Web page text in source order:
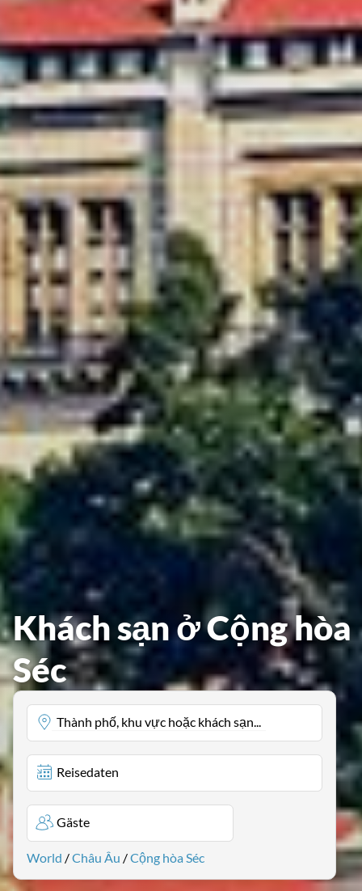
Khách sạn ở Cộng hòa
Séc
Thành phố, khu vực hoặc khách sạn...
Reisedaten
Gäste
World /Châu Âu /Cộng hòa Séc